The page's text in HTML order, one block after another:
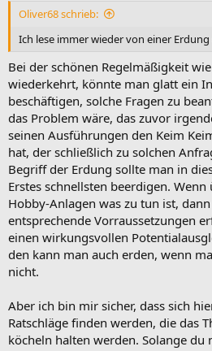
Oliver68 schrieb:
Ich lese immer wieder von einer
Bei der schönen Regelmäßigkeit
wiederkehrt, könnte man glatt ein
beschäftigen, solche Fragen zu
das Problem wäre, das zuvor
seinen Ausführungen den Keim
hat, der schließlich zu solchen
Begriff der Erdung sollte man in
Erstes schnellsten beerdigen.
Hobby-Anlagen was zu tun ist,
entsprechende Vorraussetzungen
einen wirkungsvollen
den kann man auch erden, wenn
nicht.
Aber ich bin mir sicher, dass sich
Ratschläge finden werden, die das
köcheln halten werden. Solange